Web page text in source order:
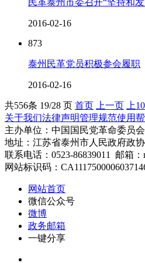
民革泰州市委召开“坚持和
2016-02-16
873
泰州民革党员积极参会履职
2016-02-16
共556条 19/28 页 首页 上一页 上
关于我们法律声明管理规范使用
主办单位：中国国民党革命委员
地址：江苏省泰州市人民政府政
联系电话：0523-86839011 邮箱：
网站标识码：
网站首页
微信公众号
微博
政务邮箱
一键分享